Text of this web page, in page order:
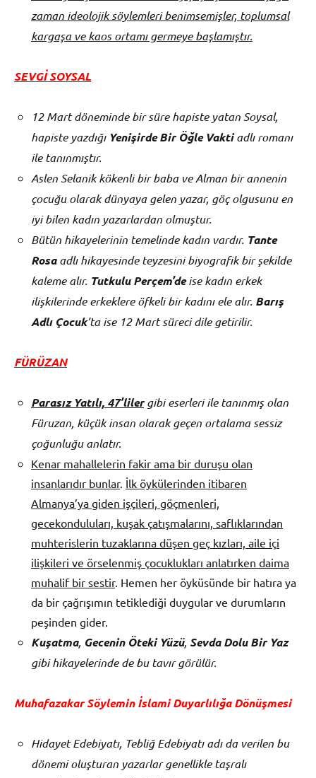
zaman ideolojik söylemleri benimsemişler, toplumsal
kargaşa ve kaos ortamı germeye başlamıştır.
SEVGİ SOYSAL
12 Mart döneminde bir süre hapiste yatan Soysal,
hapiste yazdığı Yenişirde Bir Öğle Vaktiadlı romanı
ile tanınmıştır.
Aslen Selanik kökenli bir baba ve Alman bir annenin
çocuğu olarak dünyaya gelen yazar, göç olgusunu en
iyi bilen kadın yazarlardan olmuştur.
Bütün hikayelerinin temelinde kadın vardır. Tante
Rosaadlı hikayesinde teyzesini biyografik bir şekilde
kaleme alır. Tutkulu Perçem’deise kadın erkek
ilişkilerinde erkeklere öfkeli bir kadını ele alır. Barış
Adlı Çocuk’ta ise 12 Mart süreci dile getirilir.
FÜRÜZAN
Parasız Yatılı, 47’lilergibi eserleri ile tanınmış olan
Füruzan, küçük insan olarak geçen ortalama sessiz
çoğunluğu anlatır.
Kenar mahallelerin fakir ama bir duruşu olan
insanlarıdır bunlar. İlk öykülerinden itibaren
Almanya’ya giden işçileri, göçmenleri,
gecekonduluları, kuşak çatışmalarını, saflıklarından
muhterislerin tuzaklarına düşen geç kızları, aile içi
ilişkileri ve örselenmiş çocuklukları anlatırken daima
muhalif bir sestir. Hemen her öyküsünde bir hatıra ya
da bir çağrışımın tetiklediği duygular ve durumların
peşinden gider.
Kuşatma, Gecenin Öteki Yüzü, Sevda Dolu Bir Yaz
gibi hikayelerinde de bu tavır görülür.
Muhafazakar Söylemin İslami Duyarlılığa Dönüşmesi
Hidayet Edebiyatı, Tebliğ Edebiyatı adı da verilen bu
dönemi oluşturan yazarlar genellikle taşralı